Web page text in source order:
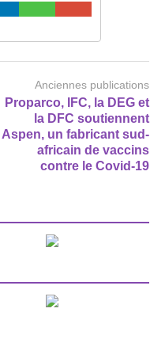
Anciennes publications
Proparco, IFC, la DEG et
la DFC soutiennent
Aspen, un fabricant sud-
africain de vaccins
contre le Covid-19